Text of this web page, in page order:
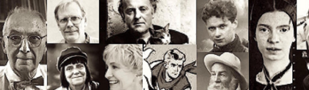
Skip
to
content